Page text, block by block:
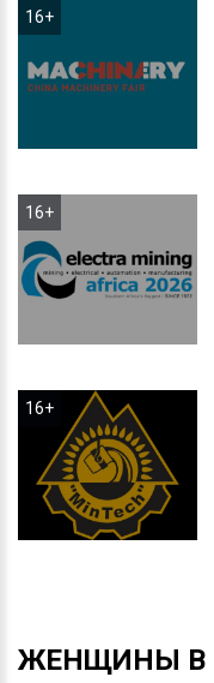
16+
16+
16+
ЖЕНЩИНЫ В